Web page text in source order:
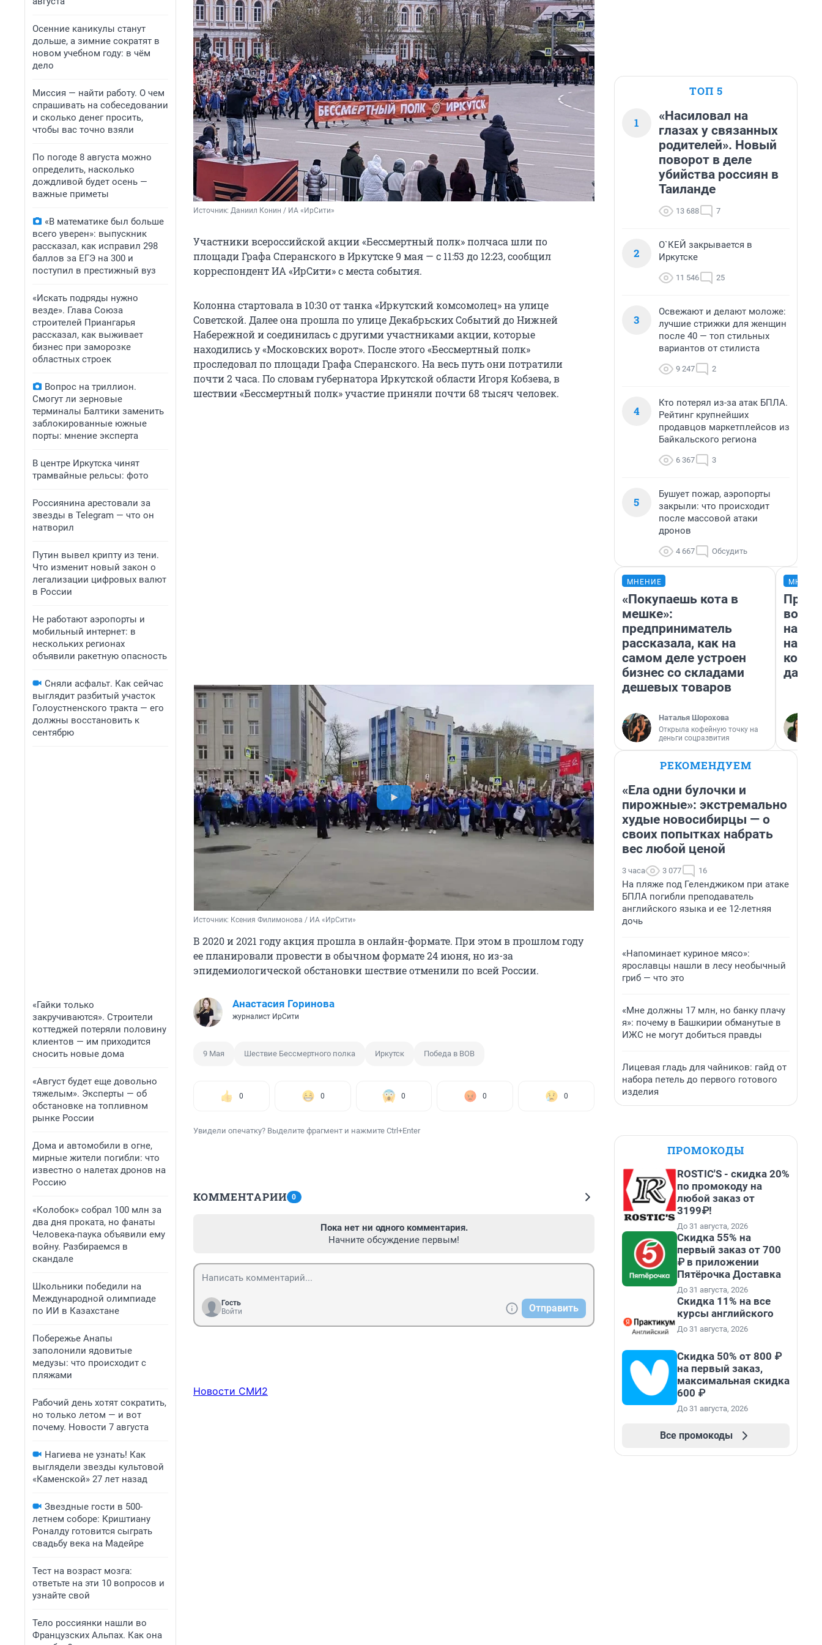
Осенние каникулы станут
дольше, а зимние сократят в
новом учебном году: в чём
дело
Миссия — найти работу. О чем
спрашивать на собеседовании
и сколько денег просить,
чтобы вас точно взяли
По погоде 8 августа можно
определить, насколько
дождливой будет осень —
важные приметы
«В математике был больше
всего уверен»: выпускник
рассказал, как исправил 298
баллов за ЕГЭ на 300 и
поступил в престижный вуз
«Искать подряды нужно
везде». Глава Союза
строителей Приангарья
рассказал, как выживает
бизнес при заморозке
областных строек
Вопрос на триллион.
Смогут ли зерновые
терминалы Балтики заменить
заблокированные южные
порты: мнение эксперта
В центре Иркутска чинят
трамвайные рельсы: фото
Россиянина арестовали за
звезды в Telegram — что он
натворил
Путин вывел крипту из тени.
Что изменит новый закон о
легализации цифровых валют
в России
Не работают аэропорты и
мобильный интернет: в
нескольких регионах
объявили ракетную опасность
Сняли асфальт. Как сейчас
выглядит разбитый участок
Голоустненского тракта — его
должны восстановить к
сентябрю
«Гайки только
закручиваются». Строители
коттеджей потеряли половину
клиентов — им приходится
сносить новые дома
«Август будет еще довольно
тяжелым». Эксперты — об
обстановке на топливном
рынке России
Дома и автомобили в огне,
мирные жители погибли: что
известно о налетах дронов на
Россию
«Колобок» собрал 100 млн за
два дня проката, но фанаты
Человека-паука объявили ему
войну. Разбираемся в
скандале
Школьники победили на
Международной олимпиаде
по ИИ в Казахстане
Побережье Анапы
заполонили ядовитые
медузы: что происходит с
пляжами
Рабочий день хотят сократить,
но только летом — и вот
почему. Новости 7 августа
Нагиева не узнать! Как
выглядели звезды культовой
«Каменской» 27 лет назад
Звездные гости в 500-
летнем соборе: Криштиану
Роналду готовится сыграть
свадьбу века на Мадейре
Тест на возраст мозга:
ответьте на эти 10 вопросов и
узнайте свой
Тело россиянки нашли во
Французских Альпах. Как она
Источник: Даниил Конин / ИА «ИрСити»
Участники всероссийской акции «Бессмертный полк» полчаса шли по
площади Графа Сперанского в Иркутске 9 мая — с 11:53 до 12:23, сообщил
корреспондент ИА «ИрСити» с места события.
Колонна стартовала в 10:30 от танка «Иркутский комсомолец» на улице
Советской. Далее она прошла по улице Декабрьских Событий до Нижней
Набережной и соединилась с другими участниками акции, которые
находились у «Московских ворот». После этого «Бессмертный полк»
проследовал по площади Графа Сперанского. На весь путь они потратили
почти 2 часа. По словам губернатора Иркутской области Игоря Кобзева, в
шествии «Бессмертный полк» участие приняли почти 68 тысяч человек.
Источник: Ксения Филимонова / ИА «ИрСити»
В 2020 и 2021 году акция прошла в онлайн-формате. При этом в прошлом году
ее планировали провести в обычном формате 24 июня, но из-за
эпидемиологической обстановки шествие отменили по всей России.
Анастасия Горинова
журналист ИрСити
9 Мая Шествие Бессмертного полка Иркутск Победа в ВОВ
0 0 0 0 0
Увидели опечатку? Выделите фрагмент и нажмите Ctrl+Enter
КОММЕНТАРИИ 0
Пока нет ни одного комментария.
Начните обсуждение первым!
Гость
Войти
Отправить
Новости СМИ2
ТОП 5
1
«Насиловал на
глазах у связанных
родителей». Новый
поворот в деле
убийства россиян в
Таиланде
13 688 7
2
О`КЕЙ закрывается в
Иркутске
11 546 25
3
Освежают и делают моложе:
лучшие стрижки для женщин
после 40 — топ стильных
вариантов от стилиста
9 247 2
4
Кто потерял из-за атак БПЛА.
Рейтинг крупнейших
продавцов маркетплейсов из
Байкальского региона
6 367 3
5
Бушует пожар, аэропорты
закрыли: что происходит
после массовой атаки
дронов
4 667 Обсудить
МНЕНИЕ
«Покупаешь кота в
мешке»:
предприниматель
рассказала, как на
самом деле устроен
бизнес со складами
дешевых товаров
Наталья Шорохова
Открыла кофейную точку на
деньги соцразвития
нам
даже
РЕКОМЕНДУЕМ
«Ела одни булочки и
пирожные»: экстремально
худые новосибирцы — о
своих попытках набрать
вес любой ценой
3 часа 3 077 16
На пляже под Геленджиком при атаке
БПЛА погибли преподаватель
английского языка и ее 12-летняя
дочь
«Напоминает куриное мясо»:
ярославцы нашли в лесу необычный
гриб — что это
«Мне должны 17 млн, но банку плачу
я»: почему в Башкирии обманутые в
ИЖС не могут добиться правды
Лицевая гладь для чайников: гайд от
набора петель до первого готового
изделия
ПРОМОКОДЫ
ROSTIC'S - скидка 20%
по промокоду на
любой заказ от
3199₽!
До 31 августа, 2026
Скидка 55% на
первый заказ от 700
₽ в приложении
Пятёрочка Доставка
До 31 августа, 2026
Скидка 11% на все
курсы английского
До 31 августа, 2026
Скидка 50% от 800 ₽
на первый заказ,
максимальная скидка
600 ₽
До 31 августа, 2026
Все промокоды